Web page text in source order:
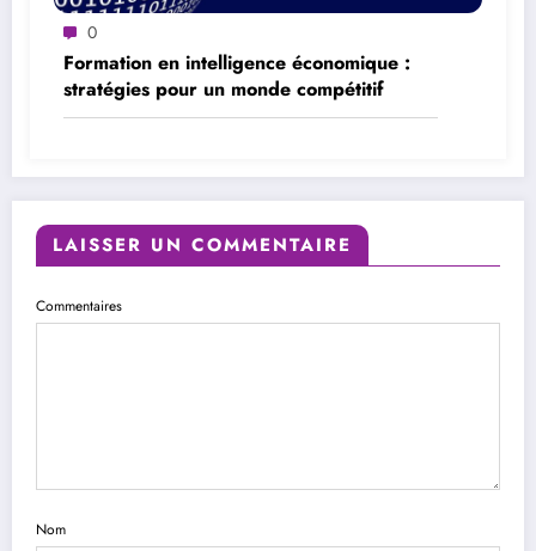
0
Formation en intelligence économique :
stratégies pour un monde compétitif
LAISSER UN COMMENTAIRE
Commentaires
Nom